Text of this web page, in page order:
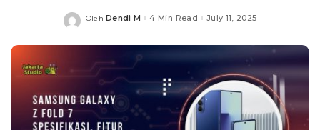
Posted
Oleh Dendi M 4 Min Read July 11, 2025